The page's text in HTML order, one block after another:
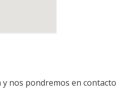
nos pondremos en contacto